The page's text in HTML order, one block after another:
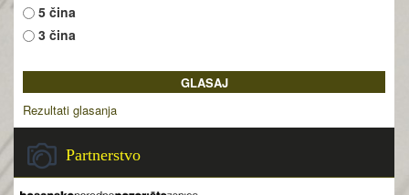
5 čina
3 čina
Rezultati glasanja
Partnerstvo